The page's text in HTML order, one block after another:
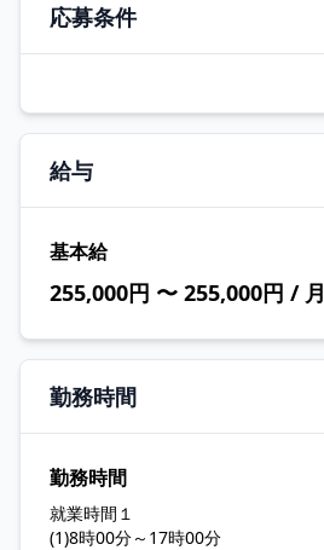
応募条件
給与
基本給
255,000円 〜 255,000円 / 月
勤務時間
勤務時間
就業時間１
(1)8時00分～17時00分